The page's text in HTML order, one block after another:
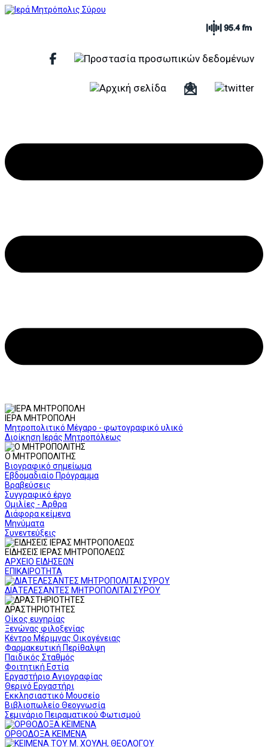
ΙΕΡΑ ΜΗΤΡΟΠΟΛΗ
Μητροπολιτικό Μέγαρο - φωτογραφικό υλικό
Διοίκηση Ιεράς Μητροπόλεως
Ο ΜΗΤΡΟΠΟΛΙΤΗΣ
Βιογραφικό σημείωμα
Εβδομαδιαίο Πρόγραμμα
Βραβεύσεις
Συγγραφικό έργο
Ομιλίες - Άρθρα
Διάφορα κείμενα
Μηνύματα
Συνεντεύξεις
ΕΙΔΗΣΕΙΣ ΙΕΡΑΣ ΜΗΤΡΟΠΟΛΕΩΣ
ΑΡΧΕΙΟ ΕΙΔΗΣΕΩΝ
ΕΠΙΚΑΙΡΟΤΗΤΑ
ΔΙΑΤΕΛΕΣΑΝΤΕΣ ΜΗΤΡΟΠΟΛΙΤΑΙ ΣΥΡΟΥ
ΔΡΑΣΤΗΡΙΟΤΗΤΕΣ
Οίκος ευγηρίας
Ξενώνας φιλοξενίας
Κέντρο Μέριμνας Οικογένειας
Φαρμακευτική Περίθαλψη
Παιδικός Σταθμός
Φοιτητική Εστία
Εργαστήριο Αγιογραφίας
Θερινό Εργαστήρι
Εκκλησιαστικό Μουσείο
Βιβλιοπωλείο Θεογνωσία
Σεμινάριο Πειραματικού Φωτισμού
ΟΡΘΟΔΟΞΑ ΚΕΙΜΕΝΑ